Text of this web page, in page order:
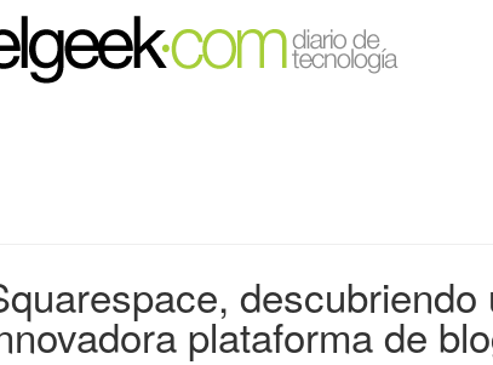
descubriendo
plataforma de